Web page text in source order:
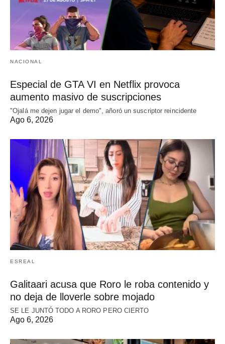
NACIONAL
Especial de GTA VI en Netflix provoca
aumento masivo de suscripciones
"Ojalá me dejen jugar el demo", añoró un suscriptor reincidente
Ago 6, 2026
ESREAL
Galitaari acusa que Roro le roba contenido y
no deja de lloverle sobre mojado
SE LE JUNTÓ TODO A RORO PERO CIERTO
Ago 6, 2026